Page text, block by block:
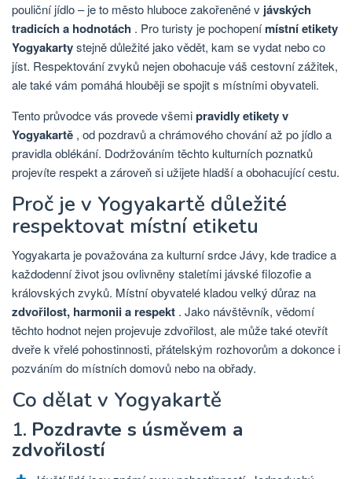
pouliční jídlo – je to město hluboce zakořeněné v jávských
tradicích a hodnotách . Pro turisty je pochopenímístní etikety
Yogyakartystejně důležité jako vědět, kam se vydat nebo co
jíst. Respektování zvyků nejen obohacuje váš cestovní zážitek,
ale také vám pomáhá hlouběji se spojit s místními obyvateli.
Tento průvodce vás provede všemipravidly etikety v
Yogyakartě , od pozdravů a chrámového chování až po jídlo a
pravidla oblékání. Dodržováním těchto kulturních poznatků
projevíte respekt a zároveň si užijete hladší a obohacující cestu.
Proč je v Yogyakartě důležité
respektovat místní etiketu
Yogyakarta je považována za kulturní srdce Jávy, kde tradice a
každodenní život jsou ovlivněny staletími jávské filozofie a
královských zvyků. Místní obyvatelé kladou velký důraz na
zdvořilost, harmonii a respekt . Jako návštěvník, vědomí
těchto hodnot nejen projevuje zdvořilost, ale může také otevřít
dveře k vřelé pohostinnosti, přátelským rozhovorům a dokonce i
pozváním do místních domovů nebo na obřady.
Co dělat v Yogyakartě
1. Pozdravte s úsměvem a
zdvořilostí